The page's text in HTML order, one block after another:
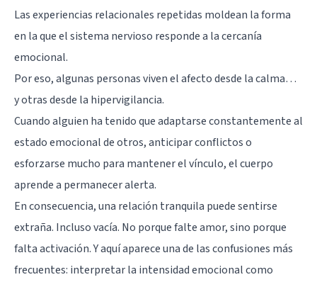
Las experiencias relacionales repetidas moldean la forma
en la que el sistema nervioso responde a la cercanía
emocional.
Por eso, algunas personas viven el afecto desde la calma…
y otras desde la hipervigilancia.
Cuando alguien ha tenido que adaptarse constantemente al
estado emocional de otros, anticipar conflictos o
esforzarse mucho para mantener el vínculo, el cuerpo
aprende a permanecer alerta.
En consecuencia, una relación tranquila puede sentirse
extraña. Incluso vacía. No porque falte amor, sino porque
falta activación. Y aquí aparece una de las confusiones más
frecuentes: interpretar la intensidad emocional como